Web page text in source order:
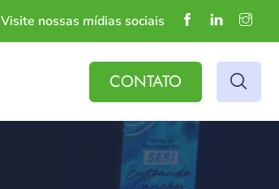
Visite nossas mídias sociais
CONTATO